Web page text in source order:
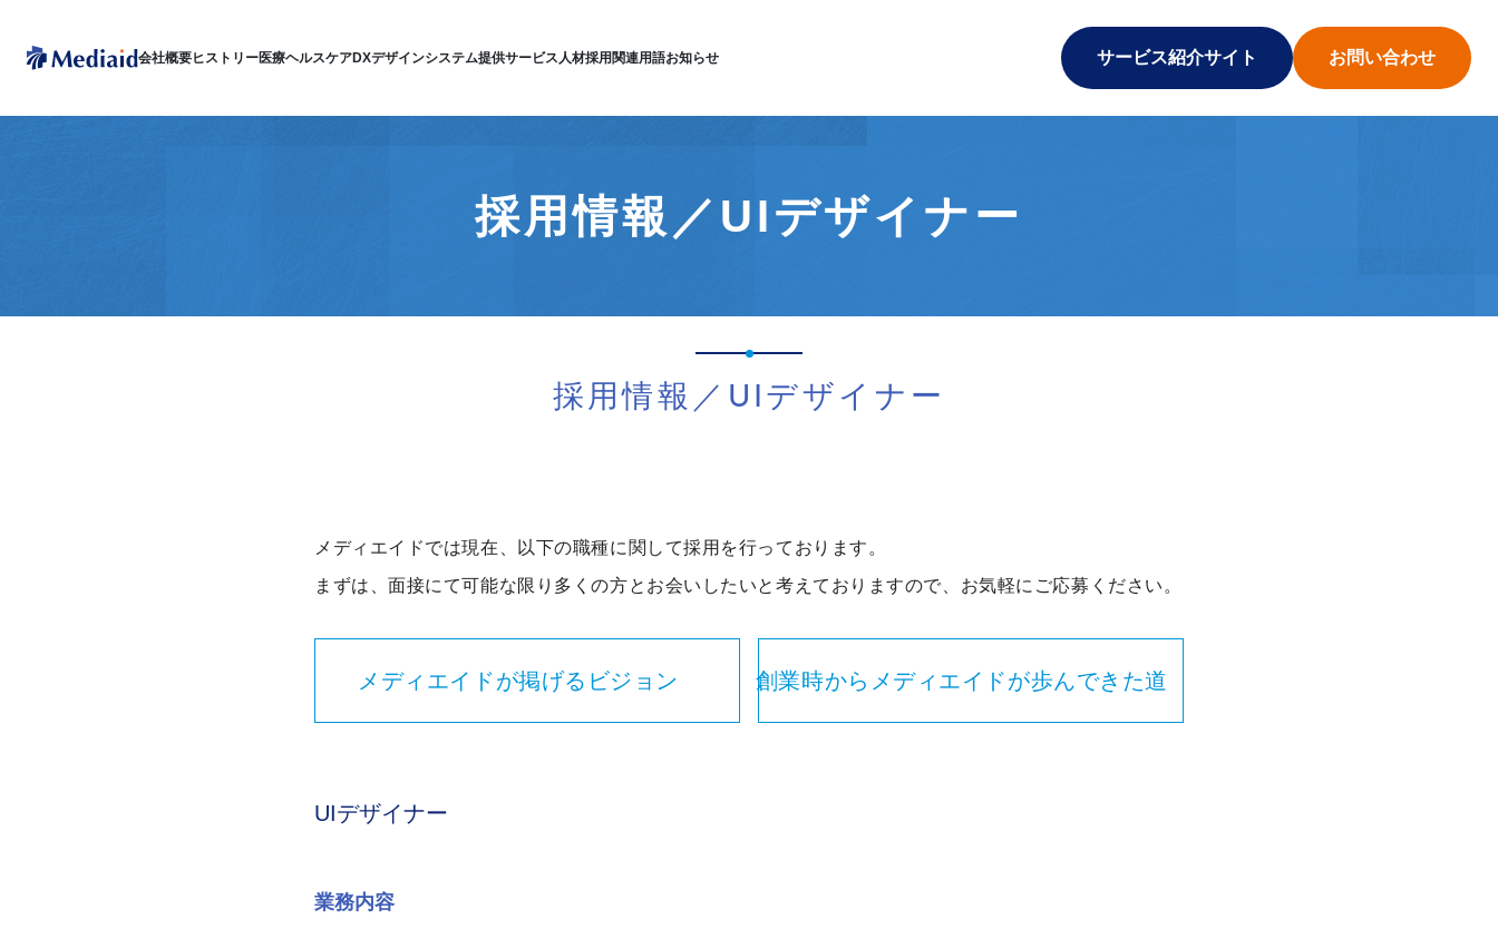
会社概要ヒストリー医療ヘルスケアDXデザインシステム提供サービス 人材採用関連用語お知らせ サービス紹介サイト お問い合わせ
採用情報／UIデザイナー
採用情報／UIデザイナー
メディエイドでは現在、以下の職種に関して採用を行っております。
まずは、面接にて可能な限り多くの方とお会いしたいと考えておりますので、お気軽にご応募ください。
メディエイドが掲げるビジョン 創業時からメディエイドが歩んできた道
UIデザイナー
業務内容